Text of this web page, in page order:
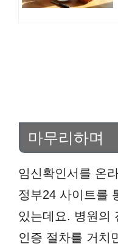
마무리하며
임신확인서를 온
정부24 사이트를
있는데요. 병원의
인증 절차를 거치